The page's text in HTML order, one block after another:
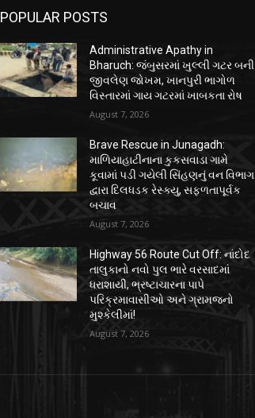
POPULAR POSTS
Administrative Apathy in
Bharuch: જંબુસરમાં ખુલ્લી ગટર બની
જીવલેણ જોખમ, ખાનપુરી ભાગોળ
વિસ્તારમાં ગાય ગટરમાં ખાબકતા રોષ
August 7, 2026
Brave Rescue in Junagadh:
માળિયાહાટીનાના કુકસવાડા ગામે
કૂવામાં પડી ગયેલી સિંહણનું વન વિભાગ
દ્વારા દિલધડક રેસ્ક્યુ, સફળતાપૂર્વક
બચાવ
August 7, 2026
Highway 56 Route Cut Off: નાંદોદ
તાલુકાનો નવો પુલ ભારે વરસાદમાં
ધરાશાયી, ભ્રષ્ટાચારના પાપે
પરિક્રમાવાસીઓ અને ગ્રામજનો
મુશ્કેલીમાં!
August 7, 2026